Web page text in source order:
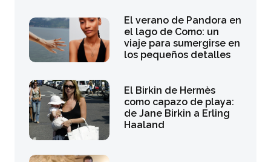
El verano de Pandora en
el lago de Como: un
viaje para sumergirse en
los pequeños detalles
El Birkin de Hermès
como capazo de playa:
de Jane Birkin a Erling
Haaland